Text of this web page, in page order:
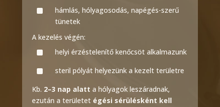
^
hámlás, hólyagosodás, napégés-szerű
tünetek
A kezelés végén:
^ helyi érzéstelenítő kenőcsöt alkalmazunk
^
steril pólyát helyezünk a kezelt területre
Kb. 2–3 nap alatt a hólyagok leszáradnak,
ezután a területet égési sérülésként kell